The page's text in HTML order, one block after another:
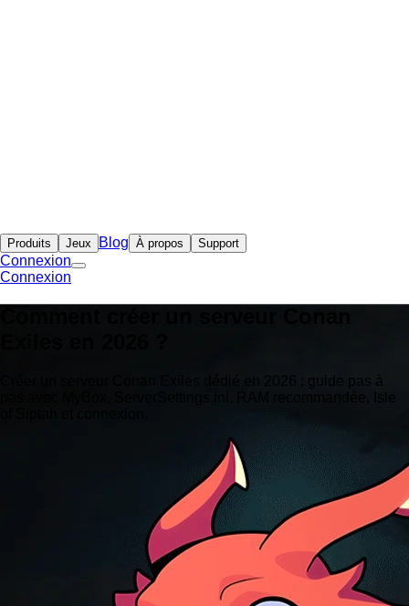
Produits Jeux Blog À propos Support
Connexion
Connexion
Créer un serveur Conan Exiles dédié en 2026 : guide pas à